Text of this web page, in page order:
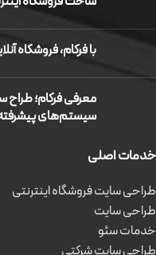
با فرکام، فروشگاه
معرفی فرکام؛
سیستم‌های
خدمات اصلی
طراحی سایت فروشگاه اینترنتی
طراحی سایت
خدمات سئو
طراحی سایت شرکتی